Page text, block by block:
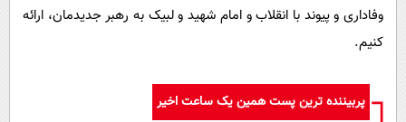
وفاداری و پیوند با انقلاب و امام شهید و لبیک به رهبر جدیدمان، ارائه
کنیم.
پربیننده ترین پست همین یک ساعت اخیر